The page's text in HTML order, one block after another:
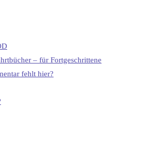
– für Fortgeschrittene
fehlt hier?